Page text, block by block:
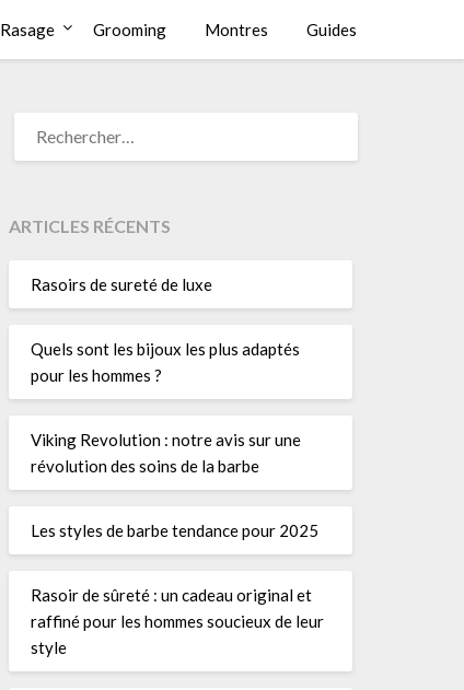
Rasage Grooming Montres Guides
ARTICLES RÉCENTS
Rasoirs de sureté de luxe
Quels sont les bijoux les plus adaptés
pour les hommes ?
Viking Revolution : notre avis sur une
révolution des soins de la barbe
Les styles de barbe tendance pour 2025
Rasoir de sûreté : un cadeau original et
raffiné pour les hommes soucieux de leur
style